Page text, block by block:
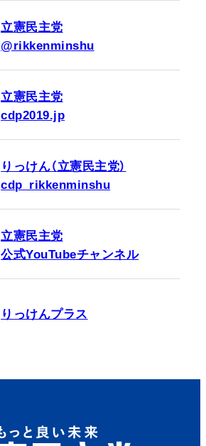
立憲民主党
@rikkenminshu
立憲民主党
cdp2019.jp
りっけん（立憲民主党）
cdp_rikkenminshu
立憲民主党
公式YouTubeチャンネル
りっけんプラス